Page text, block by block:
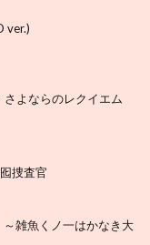
ver.)
よならのレクイエム
捜査官
雑魚くノ一はかなき大